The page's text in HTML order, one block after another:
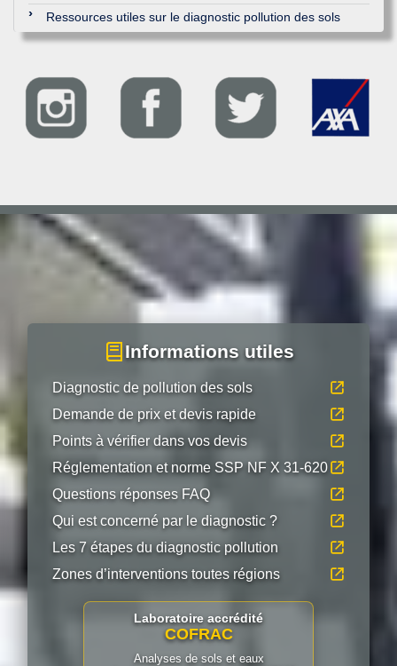
Ressources utiles sur le diagnostic pollution des sols
Informations utiles
Diagnostic de pollution des sols
Demande de prix et devis rapide
Points à vérifier dans vos devis
Réglementation et norme SSP NF X 31-620
Questions réponses FAQ
Qui est concerné par le diagnostic ?
Les 7 étapes du diagnostic pollution
Zones d’interventions toutes régions
Laboratoire accrédité
COFRAC
Analyses de sols et eaux